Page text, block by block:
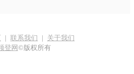
联系我们
关于我们
登网 ©版权所有